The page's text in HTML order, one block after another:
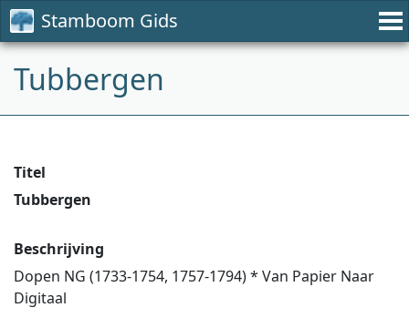
Stamboom Gids
Tubbergen
Titel
Tubbergen
Beschrijving
Dopen NG (1733-1754, 1757-1794) * Van Papier Naar
Digitaal